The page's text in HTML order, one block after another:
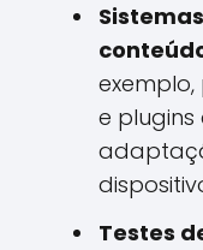
exemplo,
e
Testes